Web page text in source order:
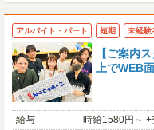
アルバイト・パート 短期 未経験
【ご案内
上でWEB
給与
時給1580円～ +